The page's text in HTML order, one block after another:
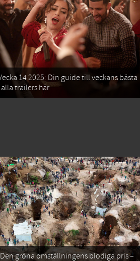
14 2025: Din guide till veckans bästa
alla trailers här
gröna omställningens blodiga pris –